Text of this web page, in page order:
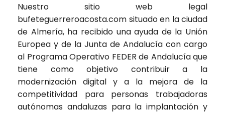
Nuestro sitio web legal
bufeteguerreroacosta.com situado en la ciudad
de Almería, ha recibido una ayuda de la Unión
Europea y de la Junta de Andalucía con cargo
al Programa Operativo FEDER de Andalucía que
tiene como objetivo contribuir a la
modernización digital y a la mejora de la
competitividad para personas trabajadoras
autónomas andaluzas para la implantación y